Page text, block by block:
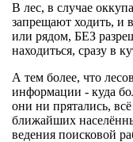
В лес, в случае
запрещают ходить, и
или рядом, БЕЗ
находиться, сразу в
А тем более, что
информации - куда
они ни прятались,
ближайших
ведения поисковой